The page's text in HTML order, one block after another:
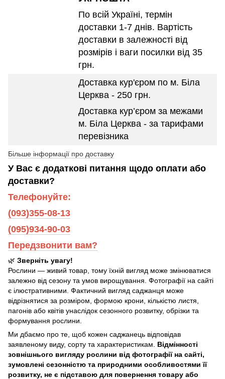
По всій Україні, термін
доставки 1-7 днів. Вартість
доставки в залежності від
розмірів і ваги посилки від 35
грн.
Доставка кур'єром по м. Біла
Церква - 250 грн.
Доставка кур’єром за межами
м. Біла Церква - за тарифами
перевізника
Більше інформації про доставку
У Вас є додаткові питання щодо оплати або
доставки?
Телефонуйте:
(093)355-08-13
(095)934-90-03
Передзвонити вам?
🌿 Зверніть увагу!
Рослини — живий товар, тому їхній вигляд може змінюватися
залежно від сезону та умов вирощування. Фотографії на сайті
є ілюстративними. Фактичний вигляд саджанця може
відрізнятися за розміром, формою крони, кількістю листя,
пагонів або квітів унаслідок сезонного розвитку, обрізки та
формування рослини.
Ми дбаємо про те, щоб кожен саджанець відповідав
заявленому виду, сорту та характеристикам. Відмінності
зовнішнього вигляду рослини від фотографії на сайті,
зумовлені сезонністю та природними особливостями її
розвитку, не є підставою для повернення товару або